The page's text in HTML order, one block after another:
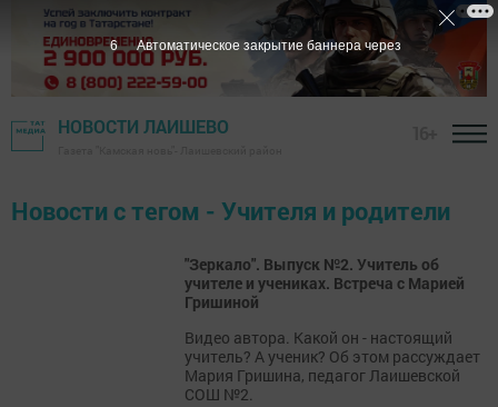
НОВОСТИ ЛАИШЕВО
Новости с тегом - Учителя и родители
"Зеркало". Выпуск №2. Учитель об
учителе и учениках. Встреча с Марией
Гришиной
Видео автора. Какой он - настоящий
учитель? А ученик? Об этом рассуждает
Мария Гришина, педагог Лаишевской
СОШ №2.
6 Автоматическое закрытие баннера через